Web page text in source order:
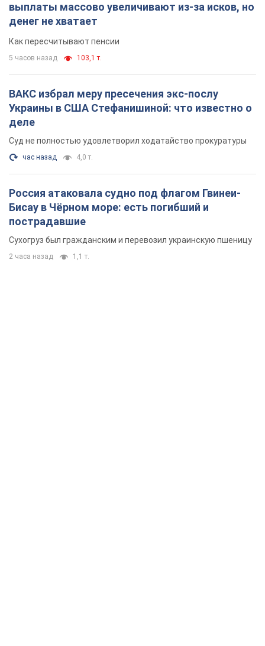
выплаты массово увеличивают из-за исков, но
денег не хватает
Как пересчитывают пенсии
5 часов назад 103,1 т.
ВАКС избрал меру пресечения экс-послу
Украины в США Стефанишиной: что известно о
деле
Суд не полностью удовлетворил ходатайство прокуратуры
час назад 4,0 т.
Россия атаковала судно под флагом Гвинеи-
Бисау в Чёрном море: есть погибший и
пострадавшие
Сухогруз был гражданским и перевозил украинскую пшеницу
2 часа назад 1,1 т.